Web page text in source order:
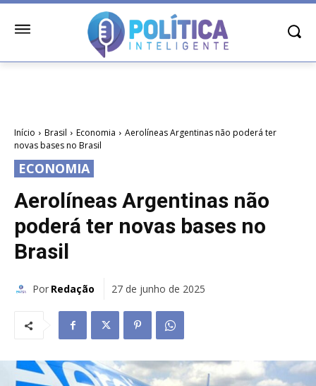
Início Brasil Economia
Aerolíneas Argentinas não poderá ter
novas bases no Brasil
ECONOMIA
Aerolíneas Argentinas não
poderá ter novas bases no
Brasil
Por Redação 27 de junho de 2025